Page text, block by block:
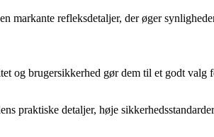
markante refleksdetaljer, der øger
og brugersikkerhed gør dem til et godt valg
praktiske detaljer, høje